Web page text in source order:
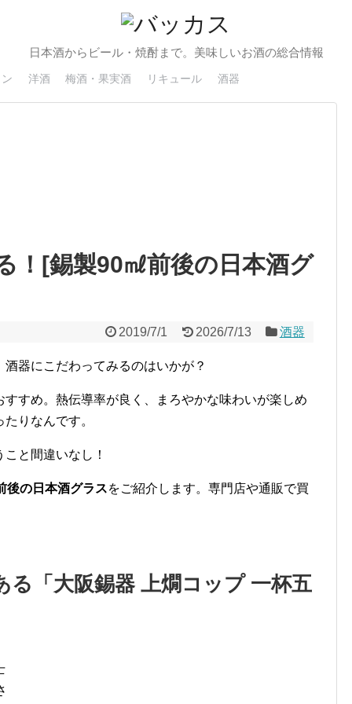
日本酒からビール・焼酎まで。美味しいお酒の総合情報
洋酒 梅酒・果実酒 リキュール 酒器
！[錫製90㎖前後の日本酒グ
2019/7/1 2026/7/13 酒器
器にこだわってみるのはいかが？
すめ。熱伝導率が良く、まろやかな味わいが楽しめ
りなんです。
と間違いなし！
後の日本酒グラスをご紹介します。専門店や通販で買
「大阪錫器 上燗コップ 一杯五